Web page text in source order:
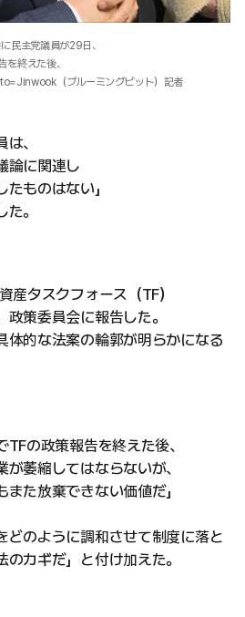
民主党議員が29日、
を終えた後、
（ブルーミングビット）記者
、
論に関連し
たものはない」
。
産タスクフォース（TF）
策委員会に報告した。
体的な法案の輪郭が明らかになる
の政策報告を終えた後、
萎縮してはならないが、
た放棄できない価値だ」
どのように調和させて制度に落と
カギだ」と付け加えた。